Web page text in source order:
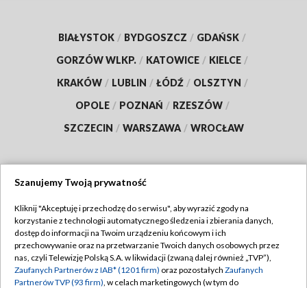
BIAŁYSTOK / BYDGOSZCZ / GDAŃSK /
GORZÓW WLKP. / KATOWICE / KIELCE /
KRAKÓW / LUBLIN / ŁÓDŹ / OLSZTYN /
OPOLE / POZNAŃ / RZESZÓW /
SZCZECIN / WARSZAWA / WROCŁAW
TVP
Abonament TVP
Emisja w TVP
Regulamin TVP
Polityka prywatności
Szanujemy Twoją prywatność
Kliknij "Akceptuję i przechodzę do serwisu", aby wyrazić zgody na
korzystanie z technologii automatycznego śledzenia i zbierania danych,
dostęp do informacji na Twoim urządzeniu końcowym i ich
przechowywanie oraz na przetwarzanie Twoich danych osobowych przez
nas, czyli Telewizję Polską S.A. w likwidacji (zwaną dalej również „TVP”),
Zaufanych Partnerów z IAB* (1201 firm) oraz pozostałych Zaufanych
Partnerów TVP (93 firm), w celach marketingowych (w tym do